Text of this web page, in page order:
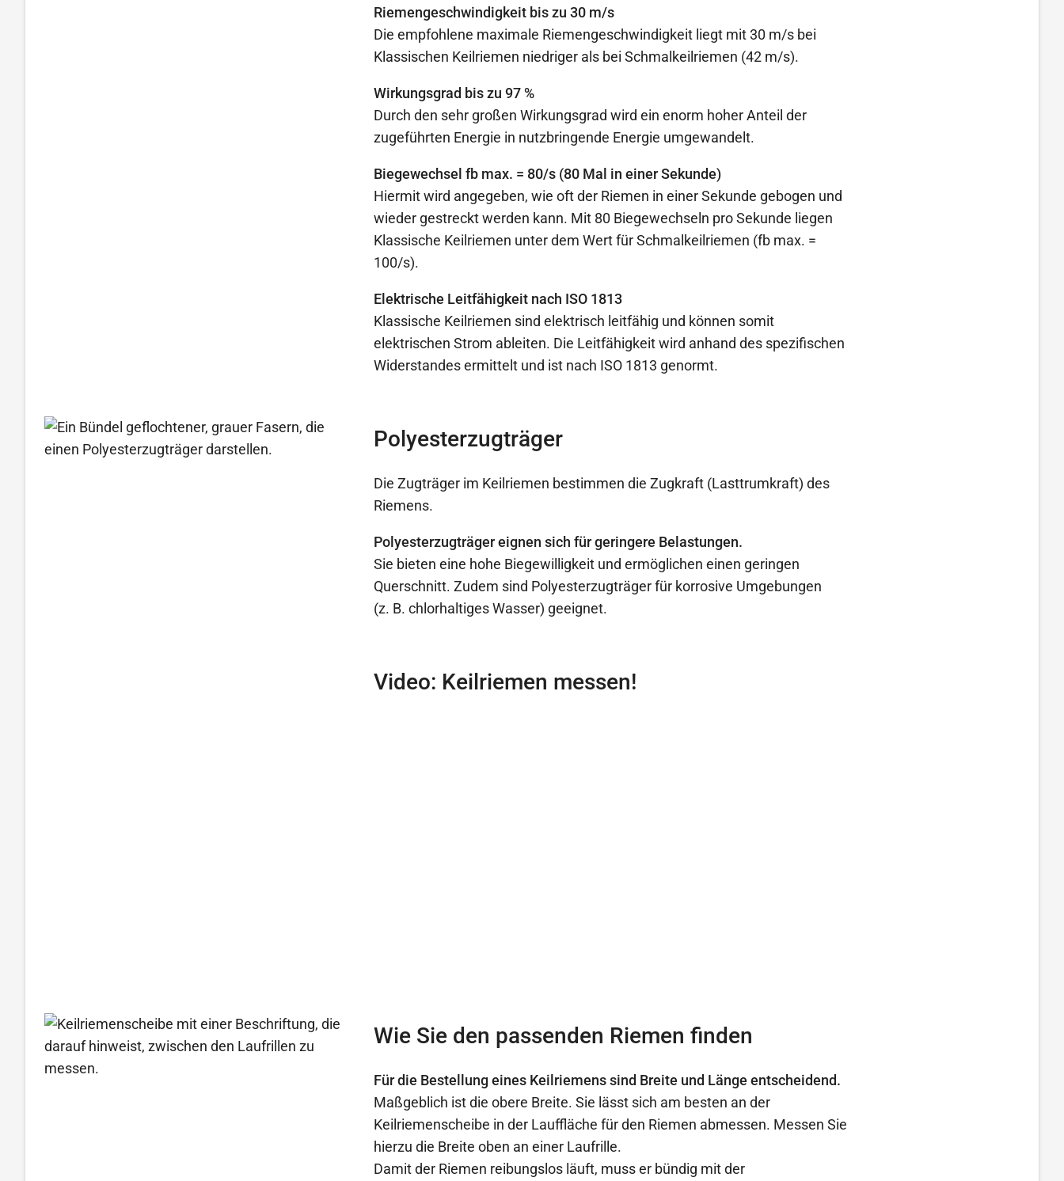
Riemengeschwindigkeit bis zu 30 m/s
Die empfohlene maximale Riemengeschwindigkeit liegt mit 30 m/s bei
Klassischen Keilriemen niedriger als bei Schmalkeilriemen (42 m/s).
Wirkungsgrad bis zu 97 %
Durch den sehr großen Wirkungsgrad wird ein enorm hoher Anteil der
zugeführten Energie in nutzbringende Energie umgewandelt.
Biegewechsel fb max. = 80/s (80 Mal in einer Sekunde)
Hiermit wird angegeben, wie oft der Riemen in einer Sekunde gebogen und
wieder gestreckt werden kann. Mit 80 Biegewechseln pro Sekunde liegen
Klassische Keilriemen unter dem Wert für Schmalkeilriemen (fb max. =
100/s).
Elektrische Leitfähigkeit nach ISO 1813
Klassische Keilriemen sind elektrisch leitfähig und können somit
elektrischen Strom ableiten. Die Leitfähigkeit wird anhand des spezifischen
Widerstandes ermittelt und ist nach ISO 1813 genormt.
Polyesterzugträger
Die Zugträger im Keilriemen bestimmen die Zugkraft (Lasttrumkraft) des
Riemens.
Polyesterzugträger eignen sich für geringere Belastungen.
Sie bieten eine hohe Biegewilligkeit und ermöglichen einen geringen
Querschnitt. Zudem sind Polyesterzugträger für korrosive Umgebungen
(z. B. chlorhaltiges Wasser) geeignet.
Video: Keilriemen messen!
Wie Sie den passenden Riemen finden
Für die Bestellung eines Keilriemens sind Breite und Länge entscheidend.
Maßgeblich ist die obere Breite. Sie lässt sich am besten an der
Keilriemenscheibe in der Lauffläche für den Riemen abmessen. Messen Sie
hierzu die Breite oben an einer Laufrille.
Damit der Riemen reibungslos läuft, muss er bündig mit der